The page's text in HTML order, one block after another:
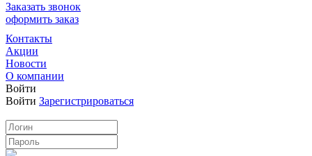
Заказать звонок
оформить заказ
Контакты
Акции
Новости
О компании
Войти
Войти Зарегистрироваться